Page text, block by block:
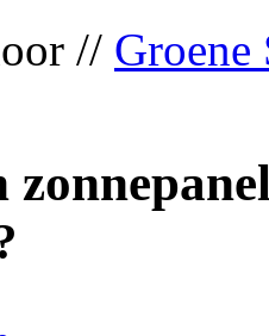
// Groene